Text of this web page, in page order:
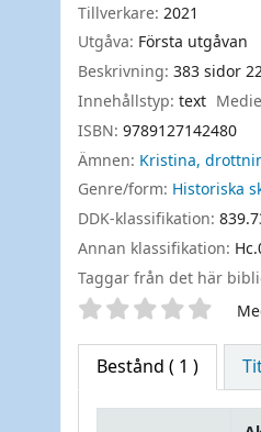
Tillverkare: 2021
Utgåva: Första utgåvan
Beskrivning: 383 sidor
Innehållstyp: text
ISBN: 9789127142480
Ämnen: Kristina,
Genre/form: Historiska
DDK-klassifikation:
Annan klassifikation:
Taggar från det här
Betyg
Bestånd ( 1 )